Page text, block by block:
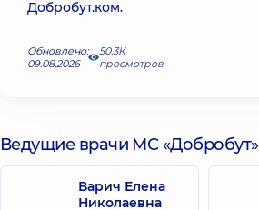
Добробут.ком.
Обновлено:
09.08.2026
50.3К
просмотров
Ведущие врачи МС «Добробут»
Варич Елена
Николаевна